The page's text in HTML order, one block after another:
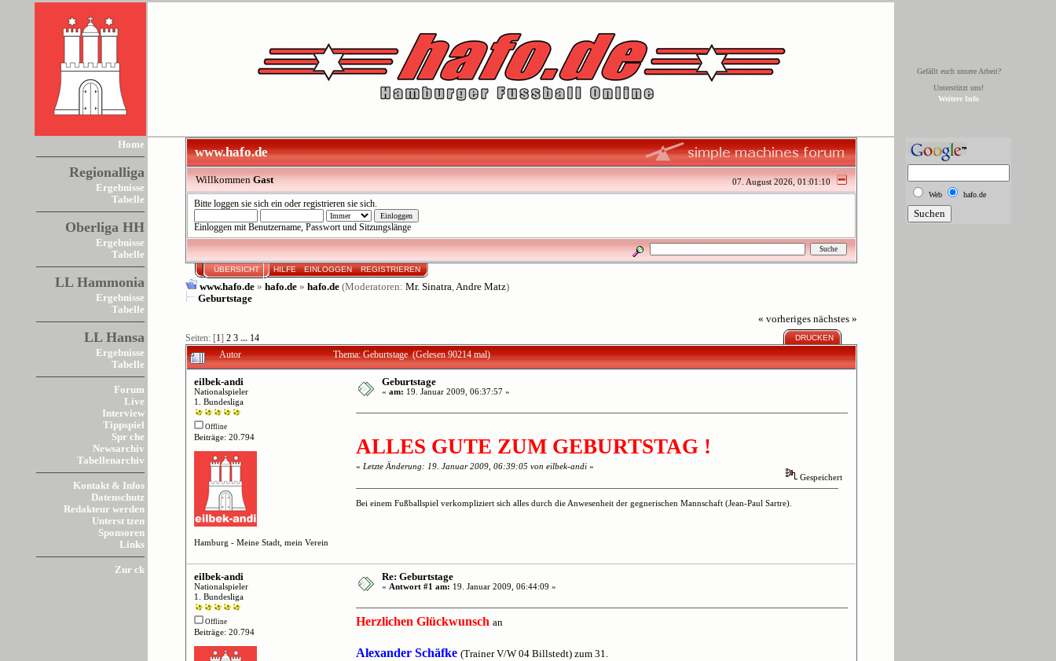
Gefällt euch unsere Arbeit?
Unterstützt uns!
Weitere Info
Home
Regionalliga
Ergebnisse
Tabelle
Oberliga HH
Ergebnisse
Tabelle
LL Hammonia
Ergebnisse
Tabelle
LL Hansa
Ergebnisse
Tabelle
Forum
Live
Interview
Tippspiel
Spr che
Newsarchiv
Tabellenarchiv
Kontakt & Infos
Datenschutz
Redakteur werden
Unterst tzen
Sponsoren
Links
Zur ck
www.hafo.de
07. August 2026, 01:01:10
WillkommenGast
Bitte loggen sie sich einoder registrieren sie sich.
Einloggen mit Benutzername, Passwort und Sitzungslänge
ÜBERSICHT HILFE EINLOGGEN REGISTRIEREN
www.hafo.de» hafo.de» hafo.de(Moderatoren: Mr. Sinatra,Andre Matz)
Geburtstage
« vorheriges nächstes »
Seiten: [1] 2 3 ... 14 DRUCKEN
Autor Thema: Geburtstage (Gelesen 90214 mal)
eilbek-andi
Nationalspieler
1. Bundesliga
Offline
Beiträge: 20.794
Hamburg - Meine Stadt, mein Verein
Geburtstage
« am: 19. Januar 2009, 06:37:57 »
ALLES GUTE ZUM GEBURTSTAG !
« Letzte Änderung: 19. Januar 2009, 06:39:05 von eilbek-andi »
Gespeichert
Bei einem Fußballspiel verkompliziert sich alles durch die Anwesenheit der gegnerischen Mannschaft (Jean-Paul Sartre).
eilbek-andi
Nationalspieler
1. Bundesliga
Offline
Beiträge: 20.794
Re: Geburtstage
« Antwort #1 am: 19. Januar 2009, 06:44:09 »
Herzlichen Glückwunschan
Alexander Schäfke(Trainer V/W 04 Billstedt) zum 31.
Web hafo.de